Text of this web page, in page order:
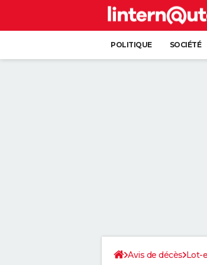
POLITIQUE SOCIÉTÉ
Avis de décès Lot-